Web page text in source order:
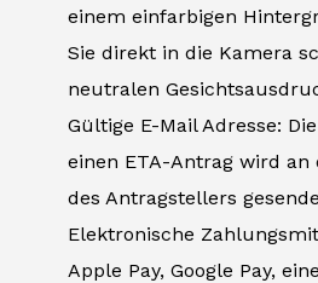
einem einfarbigen
Sie direkt in die Kamera
neutralen
Gültige E-Mail Adresse:
einen ETA-Antrag wird an
des Antragstellers
Elektronische
Apple Pay, Google Pay,